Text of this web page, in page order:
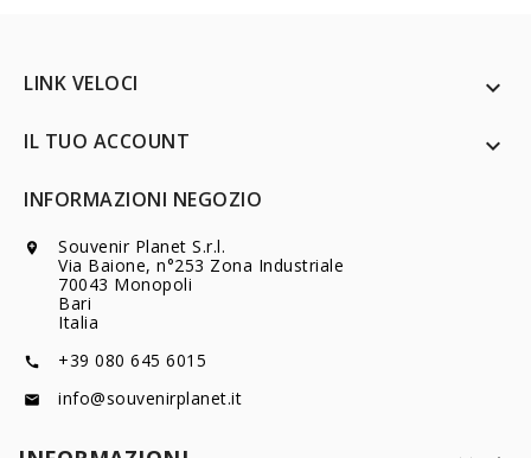
LINK VELOCI 
IL TUO ACCOUNT 
INFORMAZIONI NEGOZIO

Souvenir Planet S.r.l.
Via Baione, n°253 Zona Industriale
70043 Monopoli
Bari
Italia
 +39 080 645 6015
 info@souvenirplanet.it